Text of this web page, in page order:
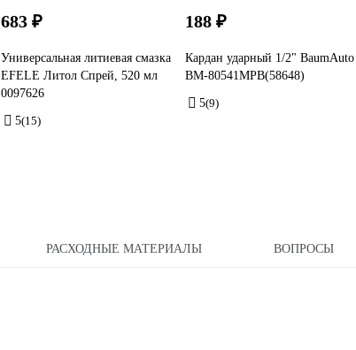
683 ₽
Универсальная литиевая смазка
EFELE Литол Спрей, 520 мл
0097626
5(15)
188 ₽
Кардан ударный 1/2" BaumAuto
BM-80541MPB(58648)
5(9)
РАСХОДНЫЕ МАТЕРИАЛЫ ВОПРОСЫ